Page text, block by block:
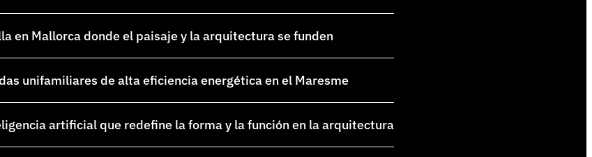
en Mallorca donde el paisaje y la arquitectura se funden
unifamiliares de alta eficiencia energética en el Maresme
artificial que redefine la forma y la función en la arquitectura